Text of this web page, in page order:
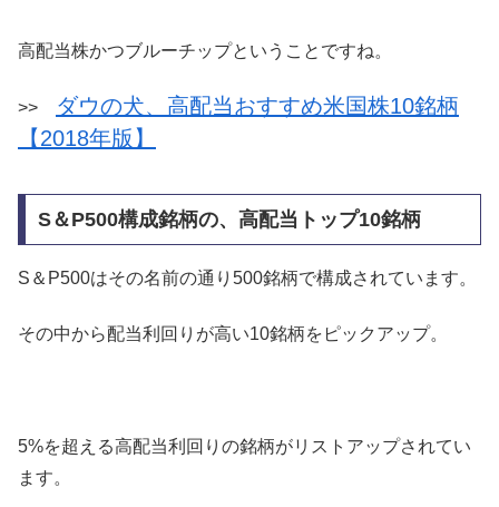
高配当株かつブルーチップということですね。
>>
ダウの犬、高配当おすすめ米国株10銘柄
【2018年版】
S＆P500構成銘柄の、高配当トップ10銘柄
S＆P500はその名前の通り500銘柄で構成されています。
その中から配当利回りが高い10銘柄をピックアップ。
5%を超える高配当利回りの銘柄がリストアップされてい
ます。